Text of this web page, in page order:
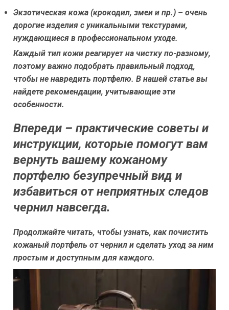
Экзотическая кожа (крокодил, змеи и пр.) – очень
дорогие изделия с уникальными текстурами,
нуждающиеся в профессиональном уходе.
Каждый тип кожи реагирует на чистку по-разному,
поэтому важно подобрать правильный подход,
чтобы не навредить портфелю. В нашей статье вы
найдете рекомендации, учитывающие эти
особенности.
Впереди – практические советы и
инструкции, которые помогут вам
вернуть вашему кожаному
портфелю безупречный вид и
избавиться от неприятных следов
чернил навсегда.
Продолжайте читать, чтобы узнать, как почистить
кожаный портфель от чернил и сделать уход за ним
простым и доступным для каждого.